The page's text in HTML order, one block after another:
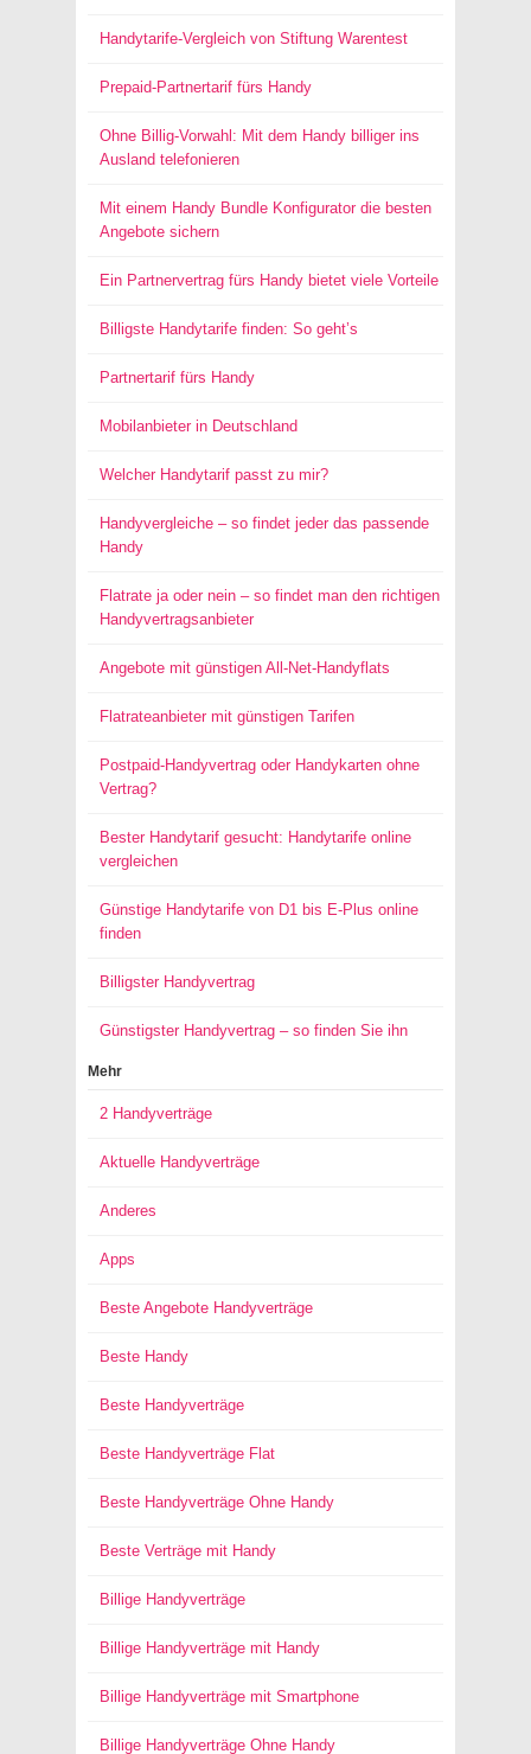
Handytarife-Vergleich von Stiftung Warentest
Prepaid-Partnertarif fürs Handy
Ohne Billig-Vorwahl: Mit dem Handy billiger ins
Ausland telefonieren
Mit einem Handy Bundle Konfigurator die besten
Angebote sichern
Ein Partnervertrag fürs Handy bietet viele Vorteile
Billigste Handytarife finden: So geht’s
Partnertarif fürs Handy
Mobilanbieter in Deutschland
Welcher Handytarif passt zu mir?
Handyvergleiche – so findet jeder das passende
Handy
Flatrate ja oder nein – so findet man den richtigen
Handyvertragsanbieter
Angebote mit günstigen All-Net-Handyflats
Flatrateanbieter mit günstigen Tarifen
Postpaid-Handyvertrag oder Handykarten ohne
Vertrag?
Bester Handytarif gesucht: Handytarife online
vergleichen
Günstige Handytarife von D1 bis E-Plus online
finden
Billigster Handyvertrag
Günstigster Handyvertrag – so finden Sie ihn
Mehr
2 Handyverträge
Aktuelle Handyverträge
Anderes
Apps
Beste Angebote Handyverträge
Beste Handy
Beste Handyverträge
Beste Handyverträge Flat
Beste Handyverträge Ohne Handy
Beste Verträge mit Handy
Billige Handyverträge
Billige Handyverträge mit Handy
Billige Handyverträge mit Smartphone
Billige Handyverträge Ohne Handy